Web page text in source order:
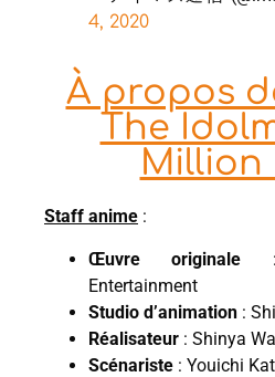
4, 2020
À propos
The
Million
Staff anime :
Œuvre originale
Entertainment
Studio d’animation :
Réalisateur : Shinya
Scénariste : Youichi